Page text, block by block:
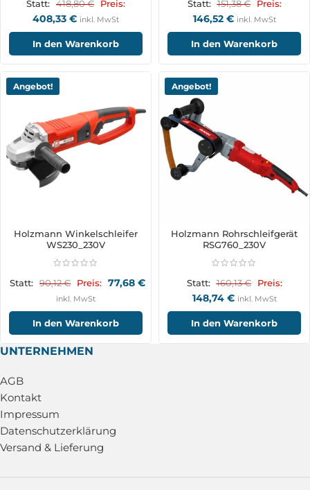
Statt: 418,80€ Preis:
408,33 € inkl. MwSt
In den Warenkorb
Statt: 151,38€ Preis:
146,52 € inkl. MwSt
In den Warenkorb
Angebot!
Holzmann Winkelschleifer
WS230_230V
Statt: 90,12€ Preis: 77,68 €
inkl. MwSt
In den Warenkorb
Angebot!
Holzmann Rohrschleifgerät
RSG760_230V
Statt: 160,13€ Preis:
148,74 € inkl. MwSt
In den Warenkorb
UNTERNEHMEN
AGB
Kontakt
Impressum
Datenschutzerklärung
Versand & Lieferung